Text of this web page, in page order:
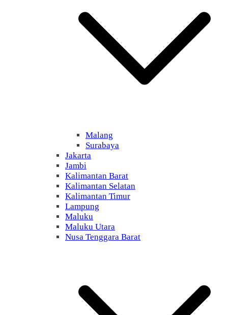
Malang
Surabaya
Jakarta
Jambi
Kalimantan Barat
Kalimantan Selatan
Kalimantan Timur
Lampung
Maluku
Maluku Utara
Nusa Tenggara Barat